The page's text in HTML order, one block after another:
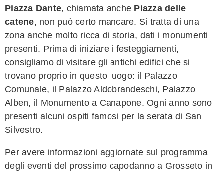
Piazza Dante, chiamata anche Piazza delle
catene, non può certo mancare. Si tratta di una
zona anche molto ricca di storia, dati i monumenti
presenti. Prima di iniziare i festeggiamenti,
consigliamo di visitare gli antichi edifici che si
trovano proprio in questo luogo: il Palazzo
Comunale, il Palazzo Aldobrandeschi, Palazzo
Alben, il Monumento a Canapone. Ogni anno sono
presenti alcuni ospiti famosi per la serata di San
Silvestro.
Per avere informazioni aggiornate sul programma
degli eventi del prossimo capodanno a Grosseto in